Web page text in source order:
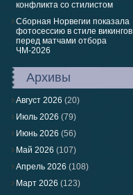
конфликта со стилистом
Сборная Норвегии показала
фотосессию в стиле викингов
перед матчами отбора
ЧМ-2026
Архивы
Август 2026 (20)
Июль 2026 (79)
Июнь 2026 (56)
Май 2026 (107)
Апрель 2026 (108)
Март 2026 (123)